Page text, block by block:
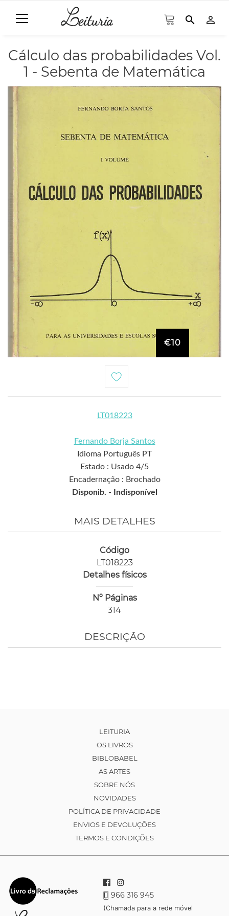
search person_outline
Cálculo das probabilidades Vol.
1 - Sebenta de Matemática
€10
LT018223
Fernando Borja Santos
Idioma Português PT
Estado : Usado 4/5
Encadernação : Brochado
Disponib. - Indisponível
MAIS DETALHES
Código
LT018223
Detalhes físicos
Nº Páginas
314
DESCRIÇÃO
LEITURIA
OS LIVROS
BIBLOBABEL
AS ARTES
SOBRE NÓS
NOVIDADES
POLÍTICA DE PRIVACIDADE
ENVIOS E DEVOLUÇÕES
TERMOS E CONDIÇÕES
966 316 945
(Chamada para a rede móvel